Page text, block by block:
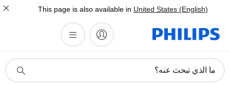
This page is also available in United States (English)
دعم
ما الذي تبحث عنه؟